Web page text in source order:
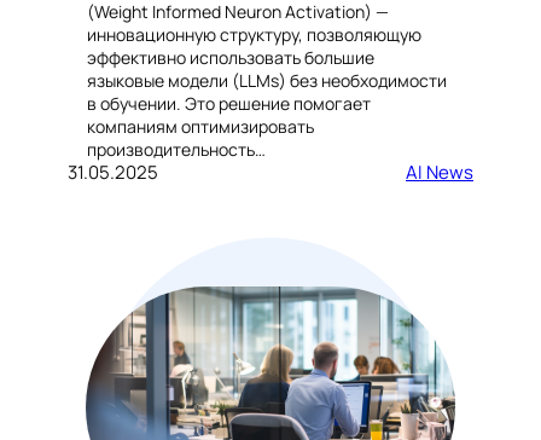
(Weight Informed Neuron Activation) —
инновационную структуру, позволяющую
эффективно использовать большие
языковые модели (LLMs) без необходимости
в обучении. Это решение помогает
компаниям оптимизировать
производительность…
31.05.2025 AI News